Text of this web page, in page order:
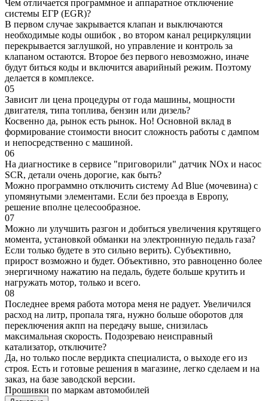
Чем отличается программное и аппаратное отключение
системы ЕГР (EGR)?
В первом случае закрывается клапан и выключаются
необходимые коды ошибок , во втором канал рециркуляции
перекрывается заглушкой, но управление и контроль за
клапаном остаются. Второе без первого невозможно, иначе
будут биться коды и включится аварийный режим. Поэтому
делается в комплексе.
05
Зависит ли цена процедуры от года машины, мощности
двигателя, типа топлива, бензин или дизель?
Косвенно да, рынок есть рынок. Но! Основной вклад в
формирование стоимости вносит сложность работы с дампом
и непосредственно с машиной.
06
На диагностике в сервисе "приговорили" датчик NOx и насос
SCR, детали очень дорогие, как быть?
Можно программно отключить систему Ad Blue (мочевина) с
упомянутыми элементами. Если без проезда в Европу,
решение вполне целесообразное.
07
Можно ли улучшить разгон и добиться увеличения крутящего
момента, установкой обманки на электроннную педаль газа?
Если только будете в это сильно верить). Субъективно,
прирост возможно и будет. Объективно, это равноценно более
энергичному нажатию на педаль, будете больше крутить и
нагружать мотор, только и всего.
08
Последнее время работа мотора меня не радует. Увеличился
расход на литр, пропала тяга, нужно больше оборотов для
переключения акпп на передачу выше, снизилась
максимальная скорость. Подозреваю неисправный
катализатор, отключите?
Да, но только после вердикта специалиста, о выходе его из
строя. Есть и готовые решения в магазине, легко сделаем и на
заказ, на базе заводской версии.
Прошивки по маркам автомобилей